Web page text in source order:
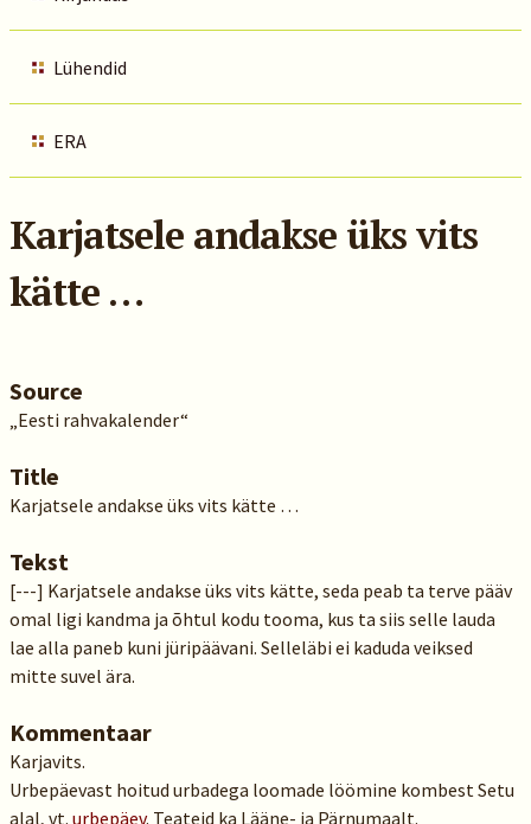
Lühendid
ERA
Karjatsele andakse üks vits
kätte …
Source
„Eesti rahvakalender“
Title
Karjatsele andakse üks vits kätte …
Tekst
[---] Karjatsele andakse üks vits kätte, seda peab ta terve pääv
omal ligi kandma ja õhtul kodu tooma, kus ta siis selle lauda
lae alla paneb kuni jüripäävani. Selleläbi ei kaduda veiksed
mitte suvel ära.
Kommentaar
Karjavits.
Urbepäevast hoitud urbadega loomade löömine kombest Setu
alal, vt. urbepäev. Teateid ka Lääne- ja Pärnumaalt.